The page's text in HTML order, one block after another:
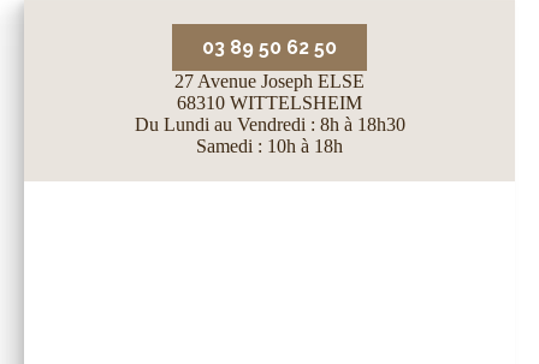
03 89 50 62 50
27 Avenue Joseph ELSE
68310 WITTELSHEIM
Du Lundi au Vendredi : 8h à 18h30
Samedi : 10h à 18h